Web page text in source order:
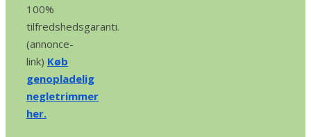
100%
tilfredshedsgaranti.
(annonce-
link) Køb
genopladelig
negletrimmer
her.